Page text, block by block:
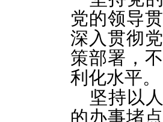
党的领导
深入贯彻
策部署，
利化水平。
坚持以
的办事堵